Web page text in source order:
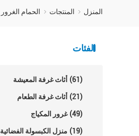
المنزل المنتجات الحمام الغرور
الفئات
أثاث غرفة المعيشة (61)
أثاث غرفة الطعام (21)
غرور المكياج (49)
منزل الكبسولة الفضائية (19)